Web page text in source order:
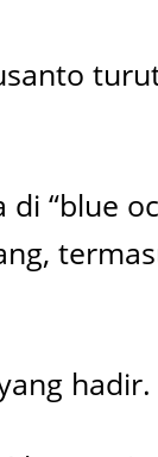
“blue
hadir.